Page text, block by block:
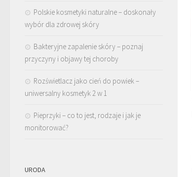
Polskie kosmetyki naturalne – doskonały
wybór dla zdrowej skóry
Bakteryjne zapalenie skóry – poznaj
przyczyny i objawy tej choroby
Rozświetlacz jako cień do powiek –
uniwersalny kosmetyk 2 w 1
Pieprzyki – co to jest, rodzaje i jak je
monitorować?
URODA